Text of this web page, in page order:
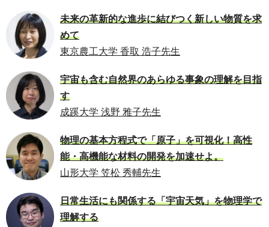
未来の革新的な進歩に結びつく新しい物質を求
めて
東京農工大学 香取 浩子先生
宇宙も含む自然界のあらゆる事象の理解を目指
す
成蹊大学 浅野 雅子先生
物理の基本方程式で「原子」を可視化！高性
能・高機能な材料の開発を加速せよ。
山形大学 笠松 秀輔先生
日常生活にも関係する「宇宙天気」を物理学で
理解する